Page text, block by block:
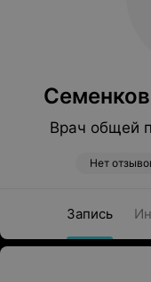
Врач общей
Нет
Запись